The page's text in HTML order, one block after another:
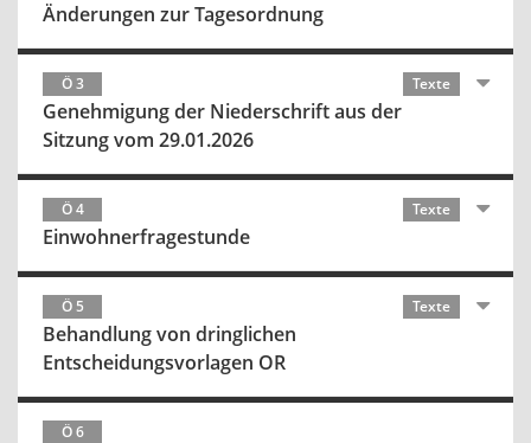
Änderungen zur Tagesordnung
Ö 3 Texte
Genehmigung der Niederschrift aus der
Sitzung vom 29.01.2026
Ö 4 Texte
Einwohnerfragestunde
Ö 5 Texte
Behandlung von dringlichen
Entscheidungsvorlagen OR
Ö 6